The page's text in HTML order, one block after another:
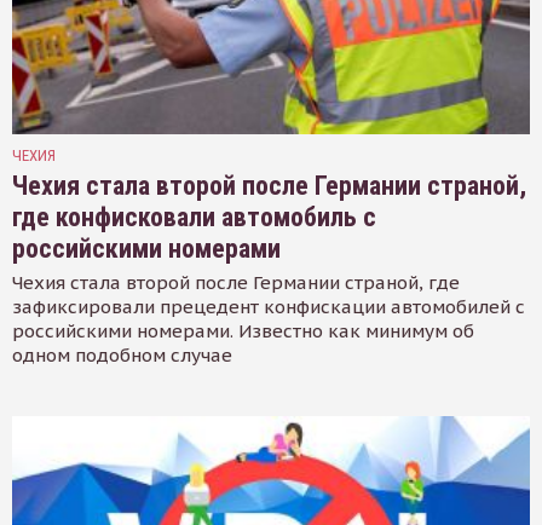
ЧЕХИЯ
Чехия стала второй после Германии страной,
где конфисковали автомобиль с
российскими номерами
Чехия стала второй после Германии страной, где
зафиксировали прецедент конфискации автомобилей с
российскими номерами. Известно как минимум об
одном подобном случае